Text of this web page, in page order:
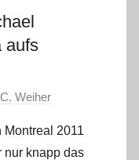
aufs
C. Weiher
Montreal 2011
nur knapp das